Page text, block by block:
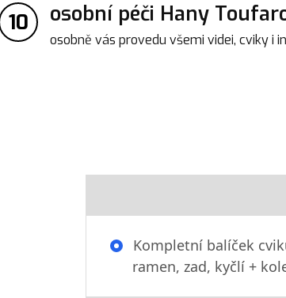
10 osobní péči Hany
osobně vás provedu všemi videi, cviky i
Kompletní balíček
ramen, zad, kyčlí +